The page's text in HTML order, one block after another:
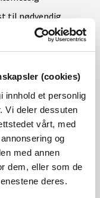
(cookies)
innhold et personlig
Vi deler dessuten
vårt, med
og
med annen
dem, eller som de
deres.
til nødvendig
for arbeidet at
NVE,
Statnett og ED
så langt det er